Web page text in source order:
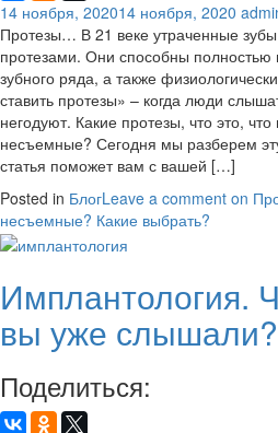
14 ноября, 202014 ноября, 2020
Протезы… В 21 веке утраченные
протезами. Они способны полностью
зубного ряда, а также
ставить протезы» – когда люди
негодуют. Какие протезы, что это,
несъемные? Сегодня мы разберем
статья поможет вам с вашей […]
Posted in БлогLeave a comment on
несъемные? Какие выбрать?
Имплантология.
вы уже слышали?
Поделиться: